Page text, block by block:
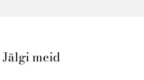
Jälgi meid